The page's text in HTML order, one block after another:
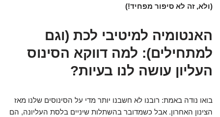
(ולא, זה לא סיפור מפחיד!)
האנטומיה למיטיבי לכת (וגם
למתחילים): למה דווקא הסינוס
העליון עושה לנו בעיות?
בואו נודה באמת: רובנו לא חשבנו יותר מדי על הסינוסים שלנו מאז
הצינון האחרון. אבל כשמדובר בהשתלות שיניים בלסת העליונה, הם